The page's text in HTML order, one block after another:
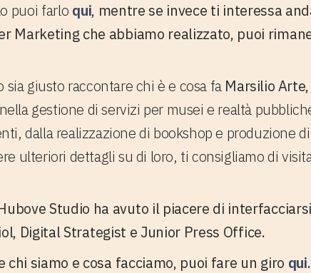
puoi farlo qui, mentre se invece ti interessa
Marketing che abbiamo realizzato, puoi
sia giusto raccontare chi è e cosa faMarsilio Arte,
gestione di servizi per musei e realtà
dalla realizzazione di bookshop e produzione
ulteriori dettagli su di loro, ti consigliamo di
Studio ha avuto il piacere di
, Digital Strategist e Junior Press Office.
siamo e cosa facciamo, puoi fare un giro qui.